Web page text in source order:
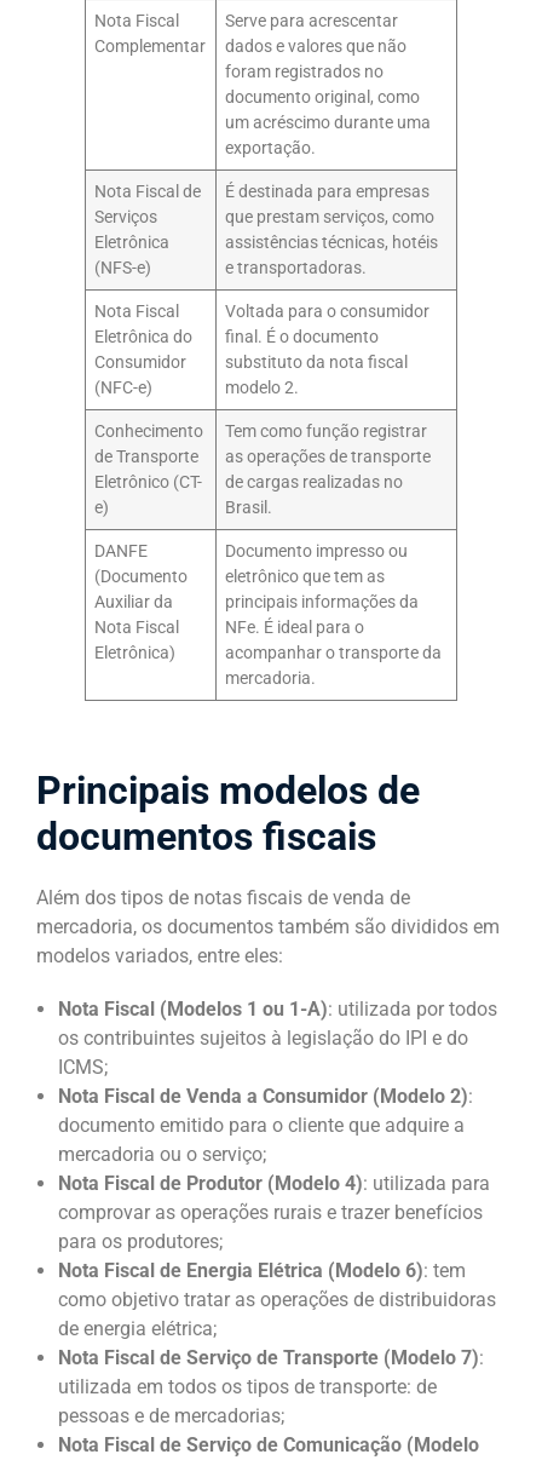
Nota Fiscal
Complementar
Serve para acrescentar
dados e valores que não
foram registrados no
documento original, como
um acréscimo durante uma
exportação.
Nota Fiscal de
Serviços
Eletrônica
(NFS-e)
É destinada para empresas
que prestam serviços, como
assistências técnicas, hotéis
e transportadoras.
Nota Fiscal
Eletrônica do
Consumidor
(NFC-e)
Voltada para o consumidor
final. É o documento
substituto da nota fiscal
modelo 2.
Conhecimento
de Transporte
Eletrônico (CT-
e)
Tem como função registrar
as operações de transporte
de cargas realizadas no
Brasil.
DANFE
(Documento
Auxiliar da
Nota Fiscal
Eletrônica)
Documento impresso ou
eletrônico que tem as
principais informações da
NFe. É ideal para o
acompanhar o transporte da
mercadoria.
Principais modelos de
documentos fiscais
Além dos tipos de notas fiscais de venda de
mercadoria, os documentos também são divididos em
modelos variados, entre eles:
Nota Fiscal (Modelos 1 ou 1-A): utilizada por todos
os contribuintes sujeitos à legislação do IPI e do
ICMS;
Nota Fiscal de Venda a Consumidor (Modelo 2):
documento emitido para o cliente que adquire a
mercadoria ou o serviço;
Nota Fiscal de Produtor (Modelo 4): utilizada para
comprovar as operações rurais e trazer benefícios
para os produtores;
Nota Fiscal de Energia Elétrica (Modelo 6): tem
como objetivo tratar as operações de distribuidoras
de energia elétrica;
Nota Fiscal de Serviço de Transporte (Modelo 7):
utilizada em todos os tipos de transporte: de
pessoas e de mercadorias;
Nota Fiscal de Serviço de Comunicação (Modelo